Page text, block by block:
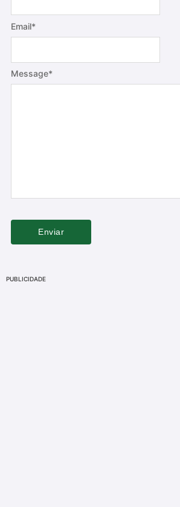
Message*
Email*
PUBLICIDADE